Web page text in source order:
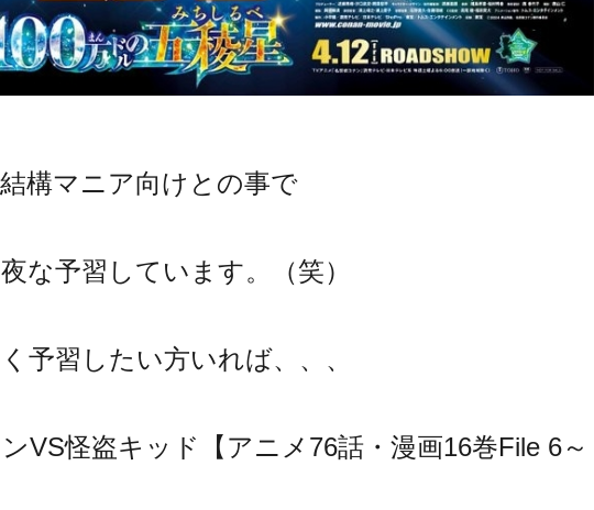
構マニア向けとの事で
な予習しています。（笑）
予習したい方いれば、、、
VS怪盗キッド【アニメ76話・漫画16巻File 6～